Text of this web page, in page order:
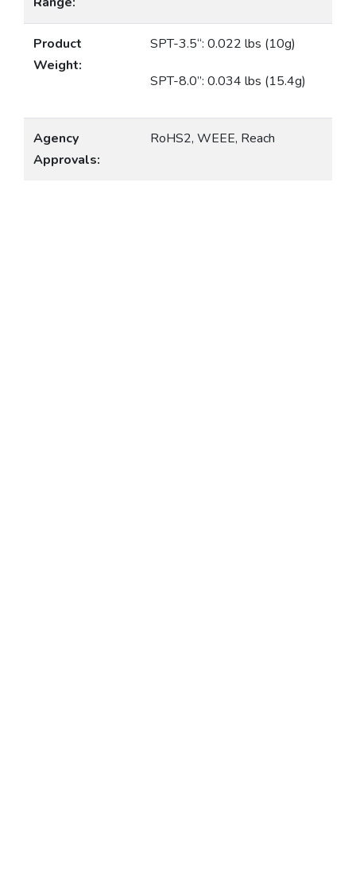
Product
Weight:
SPT-3.5“: 0.022 lbs (10g)
SPT-8.0”: 0.034 lbs (15.4g)
Agency
Approvals:
RoHS2, WEEE, Reach